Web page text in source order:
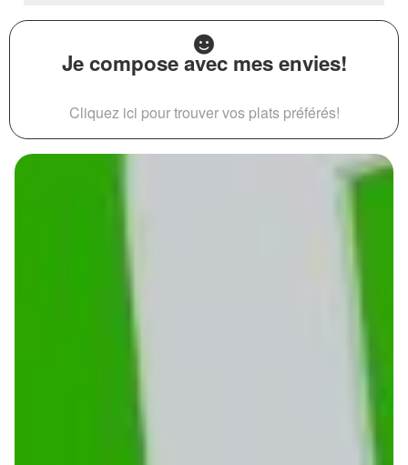
Je compose avec mes envies!
Cliquez ici pour trouver vos plats préférés!